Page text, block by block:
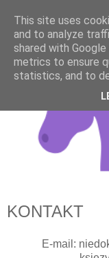
KONTAKT
E-mail:
This site uses
and to analyze
shared with
metrics to ensure
statistics, and to